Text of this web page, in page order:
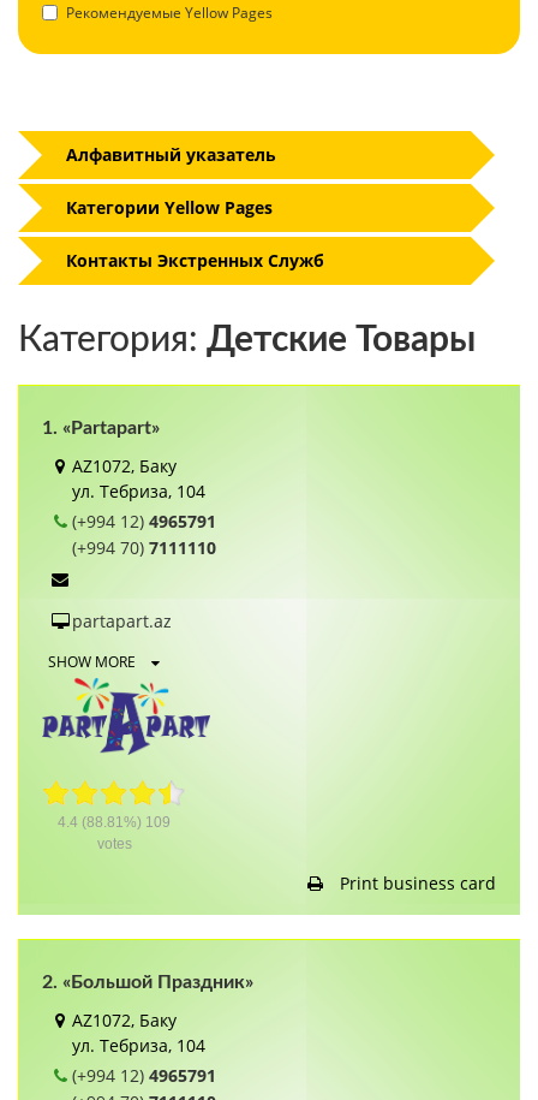
Рекомендуемые Yellow Pages
Категория: Детские Товары
1. «Partapart»
AZ1072, Баку
ул. Тебриза, 104
(+994 12) 4965791
(+994 70) 7111110
partapart.az
SHOW MORE
4.4 (88.81%) 109
votes
Print business card
2. «Большой Праздник»
AZ1072, Баку
ул. Тебриза, 104
(+994 12) 4965791
Алфавитный указатель
Категории Yellow Pages
Контакты Экстренных Служб